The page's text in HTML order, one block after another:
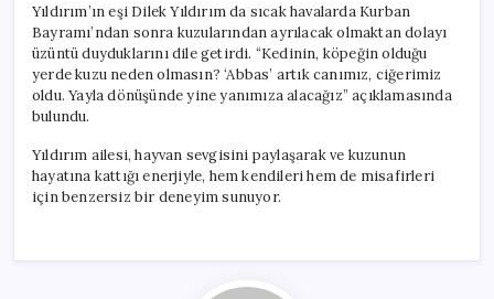
Yıldırım’ın eşi Dilek Yıldırım da sıcak havalarda Kurban
Bayramı’ndan sonra kuzularından ayrılacak olmaktan dolayı
üzüntü duyduklarını dile getirdi. “Kedinin, köpeğin olduğu
yerde kuzu neden olmasın? ‘Abbas’ artık canımız, ciğerimiz
oldu. Yayla dönüşünde yine yanımıza alacağız” açıklamasında
bulundu.
Yıldırım ailesi, hayvan sevgisini paylaşarak ve kuzunun
hayatına kattığı enerjiyle, hem kendileri hem de misafirleri
için benzersiz bir deneyim sunuyor.